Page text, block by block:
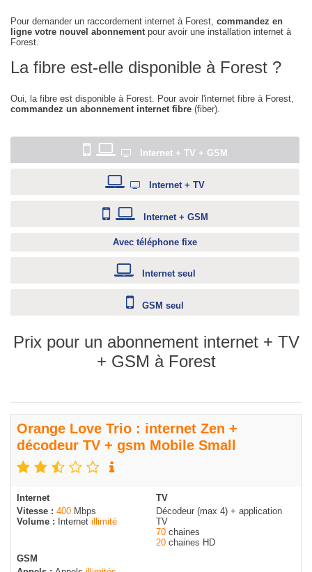
Pour demander un raccordement internet à Forest, commandez en
ligne votre nouvel abonnement pour avoir une installation internet à
Forest.
La fibre est-elle disponible à Forest ?
Oui, la fibre est disponible à Forest. Pour avoir l'internet fibre à Forest,
commandez un abonnement internet fibre (fiber).
Internet + TV + GSM
Internet + TV
Internet + GSM
Avec téléphone fixe
Internet seul
GSM seul
Prix pour un abonnement internet + TV
+ GSM à Forest
Orange Love Trio : internet Zen +
décodeur TV + gsm Mobile Small
Internet
Vitesse : 400 Mbps
Volume : Internet illimité
TV
Décodeur (max 4) + application
TV
70 chaines
20 chaines HD
GSM